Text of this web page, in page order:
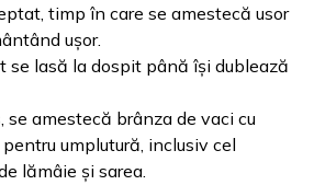
timp în care se amestecă usor
ușor.
se lasă la dospit până își dublează
se amestecă brânza de vaci cu
umplutură, inclusiv cel
lămâie și sarea.